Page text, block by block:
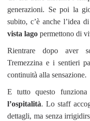
generazioni. Se poi la
subito, c’è anche l’idea
vista lago permettono di
Rientrare dopo aver
Tremezzina e i sentieri
continuità alla sensazione.
E tutto questo
l’ospitalità. Lo staff
dettagli, ma senza